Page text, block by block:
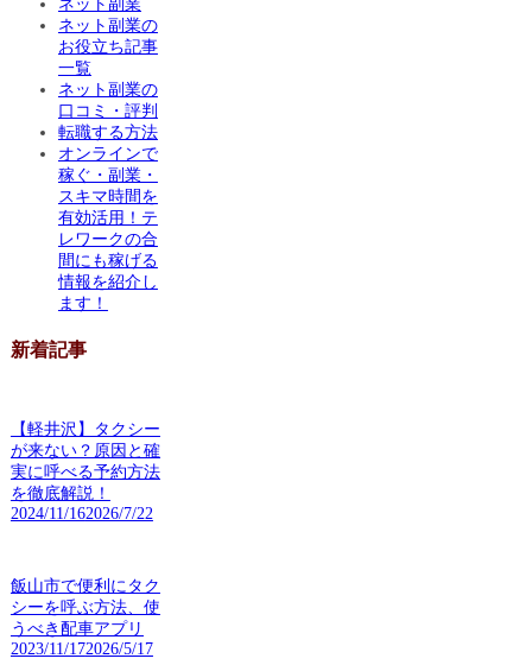
ネット副業
ネット副業の
お役立ち記事
一覧
ネット副業の
口コミ・評判
転職する方法
オンラインで
稼ぐ・副業・
スキマ時間を
有効活用！テ
レワークの合
間にも稼げる
情報を紹介し
ます！
新着記事
【軽井沢】タクシー
が来ない？原因と確
実に呼べる予約方法
を徹底解説！
2024/11/162026/7/22
飯山市で便利にタク
シーを呼ぶ方法、使
うべき配車アプリ
2023/11/172026/5/17